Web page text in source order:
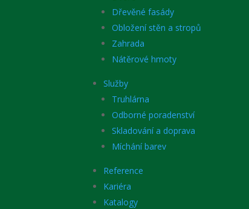
Dřevěné fasády
Obložení stěn a stropů
Zahrada
Nátěrové hmoty
Služby
Truhlárna
Odborné poradenství
Skladování a doprava
Míchání barev
Reference
Kariéra
Katalogy